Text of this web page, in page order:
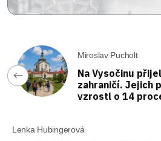
Miroslav Pucholt
Na Vysočinu
zahraničí. Jejich
vzrostl o 14
Lenka Hubingerová